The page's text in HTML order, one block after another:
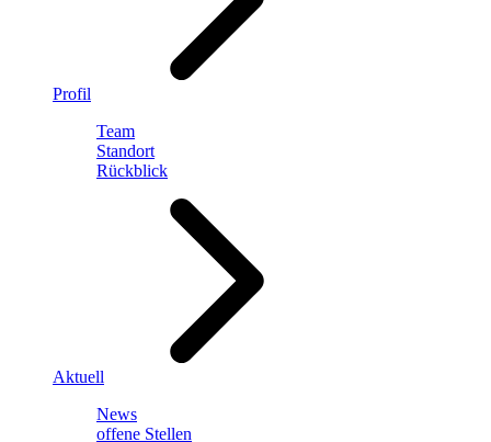
Profil
Team
Standort
Rückblick
Aktuell
News
offene Stellen